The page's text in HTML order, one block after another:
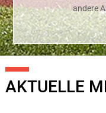
andere
AKTUELLE